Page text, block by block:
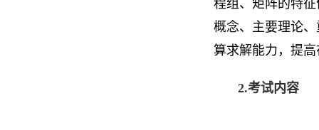
程组、矩阵的特
概念、主要理论
算求解能力，提
2.考试内容